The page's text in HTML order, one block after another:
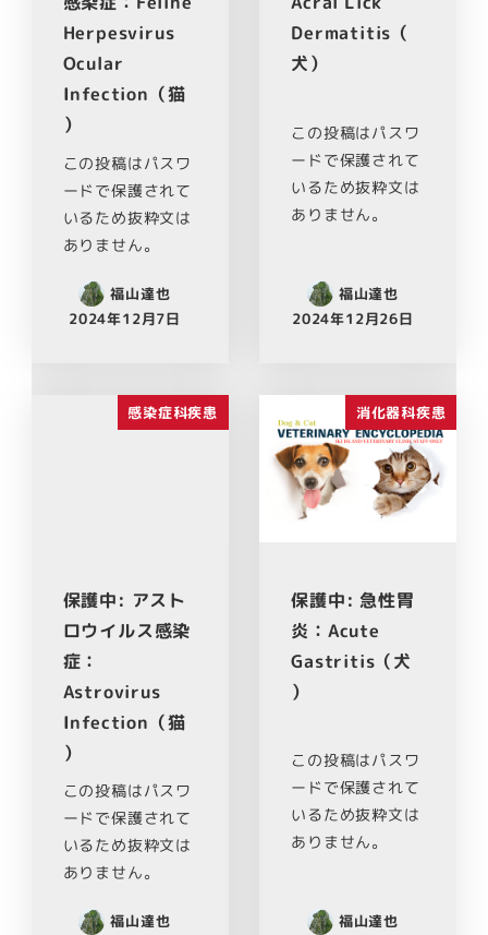
Herpesvirus
Ocular
Infection（猫
）
この投稿はパスワ
ードで保護されて
いるため抜粋文は
ありません。
福山達也
2024年12月7日
Dermatitis（
犬）
この投稿はパスワ
ードで保護されて
いるため抜粋文は
ありません。
福山達也
2024年12月26日
感染症科疾患
保護中: アスト
ロウイルス感染
症：
Astrovirus
Infection（猫
）
この投稿はパスワ
ードで保護されて
いるため抜粋文は
ありません。
福山達也
消化器科疾患
保護中: 急性胃
炎：Acute
Gastritis（犬
）
この投稿はパスワ
ードで保護されて
いるため抜粋文は
ありません。
福山達也